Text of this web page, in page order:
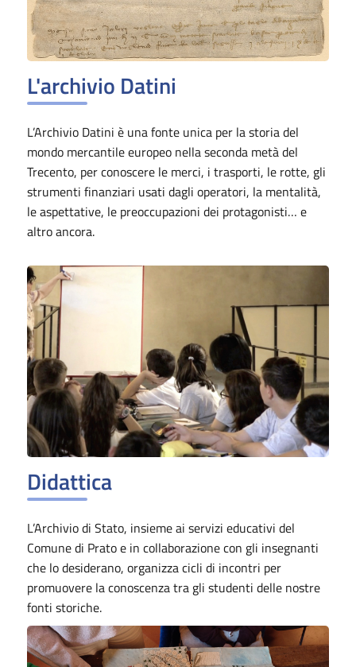
L'archivio Datini
L’Archivio Datini è una fonte unica per la storia del
mondo mercantile europeo nella seconda metà del
Trecento, per conoscere le merci, i trasporti, le rotte, gli
strumenti finanziari usati dagli operatori, la mentalità,
le aspettative, le preoccupazioni dei protagonisti… e
altro ancora.
Didattica
L’Archivio di Stato, insieme ai servizi educativi del
Comune di Prato e in collaborazione con gli insegnanti
che lo desiderano, organizza cicli di incontri per
promuovere la conoscenza tra gli studenti delle nostre
fonti storiche.